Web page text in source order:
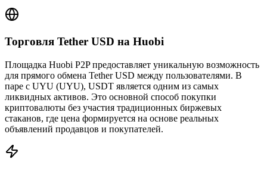
Торговля Tether USD на Huobi
Площадка Huobi P2P предоставляет уникальную возможность
для прямого обмена Tether USD между пользователями. В
паре с UYU (UYU), USDT является одним из самых
ликвидных активов. Это основной способ покупки
криптовалюты без участия традиционных биржевых
стаканов, где цена формируется на основе реальных
объявлений продавцов и покупателей.